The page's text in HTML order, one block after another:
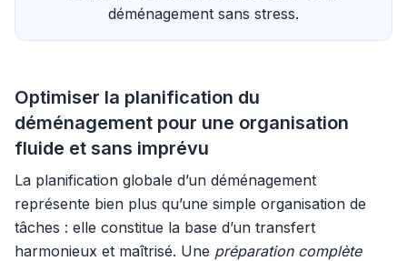
déménagement sans stress.
Optimiser la planification du
déménagement pour une organisation
fluide et sans imprévu
La planification globale d’un déménagement
représente bien plus qu’une simple organisation de
tâches : elle constitue la base d’un transfert
harmonieux et maîtrisé. Une préparation complète